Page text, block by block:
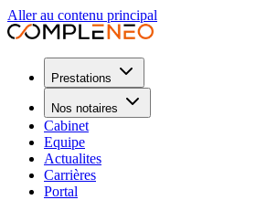
Aller au contenu principal
Prestations
Nos notaires
Cabinet
Equipe
Actualites
Carrières
Portal